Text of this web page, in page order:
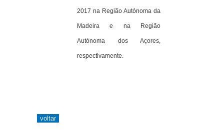
2017 na Região Autónoma da
Madeira e na Região
Autónoma dos Açores,
respectivamente.